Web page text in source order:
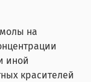
на
иной
красителей